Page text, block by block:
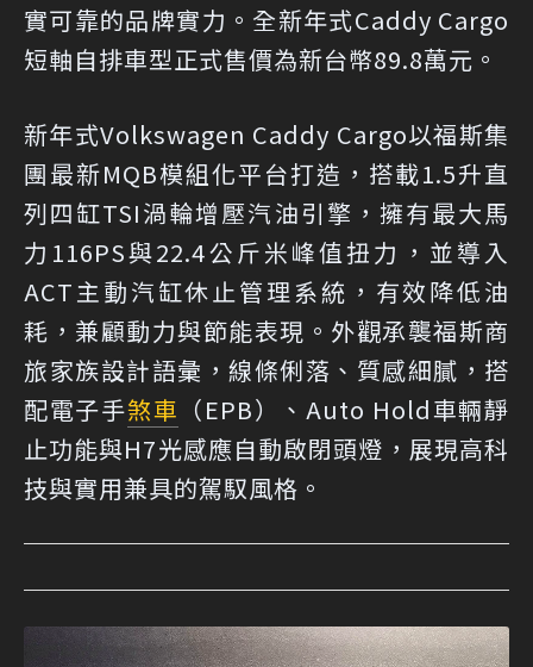
實可靠的品牌實力。全新年式Caddy Cargo
短軸自排車型正式售價為新台幣89.8萬元。
新年式Volkswagen Caddy Cargo以福斯集
團最新MQB模組化平台打造，搭載1.5升直
列四缸TSI渦輪增壓汽油引擎，擁有最大馬
力116PS與22.4公斤米峰值扭力，並導入
ACT主動汽缸休止管理系統，有效降低油
耗，兼顧動力與節能表現。外觀承襲福斯商
旅家族設計語彙，線條俐落、質感細膩，搭
配電子手煞車 （EPB）、Auto Hold車輛靜
止功能與H7光感應自動啟閉頭燈，展現高科
技與實用兼具的駕馭風格。